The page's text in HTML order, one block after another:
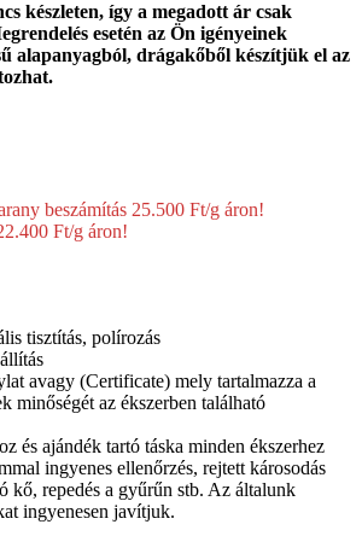
készleten, így a megadott ár csak
esetén az Ön igényeinek
alapanyagból, drágakőből készítjük el az
beszámítás 25.500 Ft/g áron!
Ft/g áron!
tisztítás, polírozás
avagy (Certificate) mely tartalmazza a
minőségét az ékszerben található
és ajándék tartó táska minden ékszerhez
ingyenes ellenőrzés, rejtett károsodás
kő, repedés a gyűrűn stb. Az általunk
ingyenesen javítjuk.